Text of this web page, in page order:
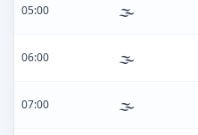
05:00 🌫️
06:00 🌫️
07:00 🌫️